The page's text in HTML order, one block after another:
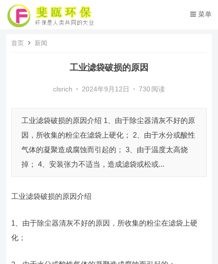
菜单
首页 新闻
工业滤袋破损的原因
clsrich • 2024年9月12日 • 730 阅读
工业滤袋破损的原因介绍 1、由于除尘器清灰不好的原
因，所收集的粉尘在滤袋上硬化； 2、由于水分或酸性
气体的凝聚造成腐蚀而引起的； 3、由于温度太高烧
掉； 4、安装张力不适当，造成滤袋或松或...
工业滤袋破损的原因介绍
1、由于除尘器清灰不好的原因，所收集的粉尘在滤袋上硬
化；